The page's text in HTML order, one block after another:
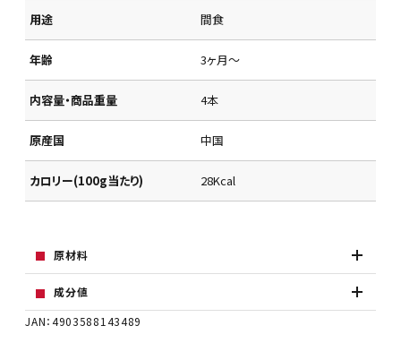
用途 間食
年齢 3ヶ月～
内容量・商品重量 4本
原産国 中国
カロリー(100g当たり) 28Kcal
原材料
成分値
JAN：4903588143489